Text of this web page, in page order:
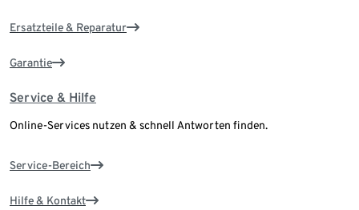
Ersatzteile & Reparatur
Garantie
Service & Hilfe
Online-Services nutzen & schnell Antworten finden.
Service-Bereich
Hilfe & Kontakt